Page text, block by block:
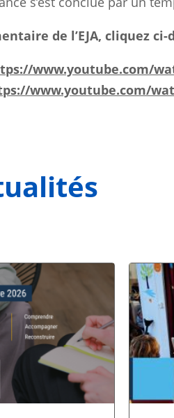
de l’EJA, cliquez ci-
www.youtube.com/
www.youtube.com/